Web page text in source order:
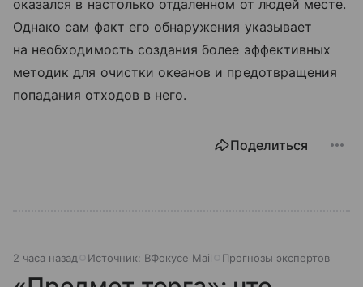
оказался в настолько отдаленном от людей месте.
Однако сам факт его обнаружения указывает
на необходимость создания более эффективных
методик для очистки океанов и предотвращения
попадания отходов в него.
Поделиться
2 часа назад Источник: ВФокусе Mail Прогнозы экспертов